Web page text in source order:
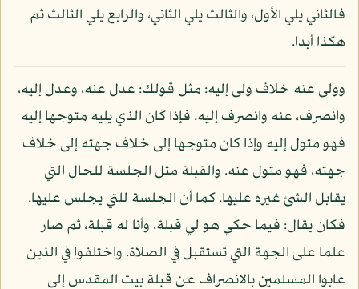
فالثاني يلي الأول، والثالث يلي الثاني، والرابع يلي الثالث ثم
هكذا أبدا.
وولى عنه خلاف ولى إليه: مثل قولك: عدل عنه، وعدل إليه،
وانصرف، عنه وانصرف إليه. فإذا كان الذي يليه متوجها إليه
فهو متول إليه وإذا كان متوجها إلى خلاف جهته إلى خلاف
جهته، فهو متول عنه. والقبلة مثل الجلسة للحال التي
يقابل الشئ غيره عليها. كما أن الجلسة للتي يجلس عليها.
فكان يقال: فيما حكي هو لي قبلة، وأنا له قبلة، ثم صار
علما على الجهة التي تستقبل في الصلاة. واختلفوا في الذين
عابوا المسلمين بالانصراف عن قبلة بيت المقدس إلى